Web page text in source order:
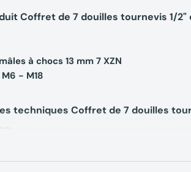
Coffret de 7 douilles tournevis 1/2"
à chocs 13 mm 7 XZN
- M18
techniques Coffret de 7 douilles